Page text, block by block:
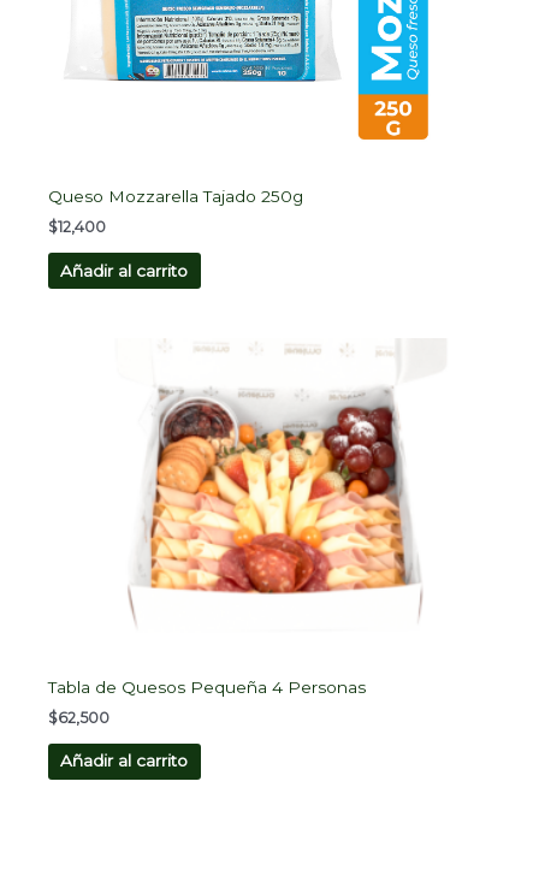
Queso Mozzarella Tajado 250g
$12,400
Añadir al carrito
Tabla de Quesos Pequeña 4 Personas
$62,500
Añadir al carrito